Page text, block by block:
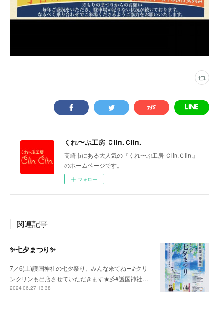
くれ〜ぷ工房 Ｃlin.Ｃlin.
高崎市にある大人気の『くれ〜ぷ工房 Ｃlin.Ｃlin.』
のホームページです。
フォロー
関連記事
✨七夕まつり✨
7／6(土)護国神社の七夕祭り、みんな来てねー♪クリ
ンクリンも出店させていただきます★彡#護国神社…
2024.06.27 13:38